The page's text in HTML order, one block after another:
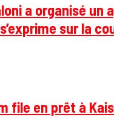
a organisé
sur la
file en prêt à